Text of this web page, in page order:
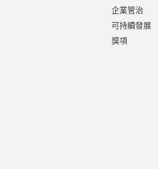
企業管治
可持續發展
獎項